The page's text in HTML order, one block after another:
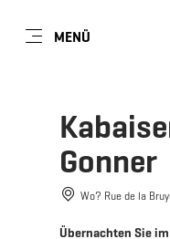
MENÜ
DE
Gonner
Wo? Rue de la
Übernachten Sie